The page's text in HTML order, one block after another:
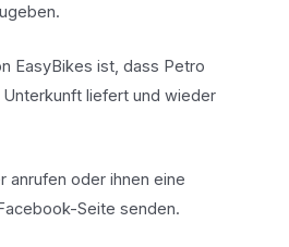
EasyBikes ist, dass Petro
liefert und wieder
anrufen oder ihnen eine
Seite senden.